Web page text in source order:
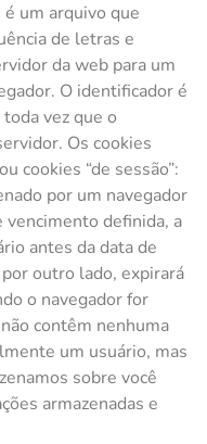
um arquivo que
de letras e
da web para um
O identificador é
vez que o
Os cookies
cookies “de sessão”:
por um navegador
vencimento definida, a
antes da data de
outro lado, expirará
o navegador for
contêm nenhuma
um usuário, mas
sobre você
armazenadas e